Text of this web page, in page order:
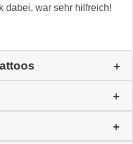
dabei, war sehr hilfreich!